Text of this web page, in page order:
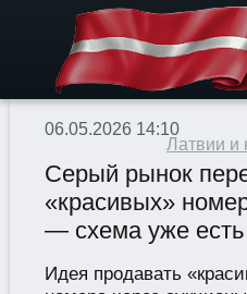
Латвии и
06.05.2026 14:10
Серый рынок
«красивых»
— схема уже есть
Идея продавать